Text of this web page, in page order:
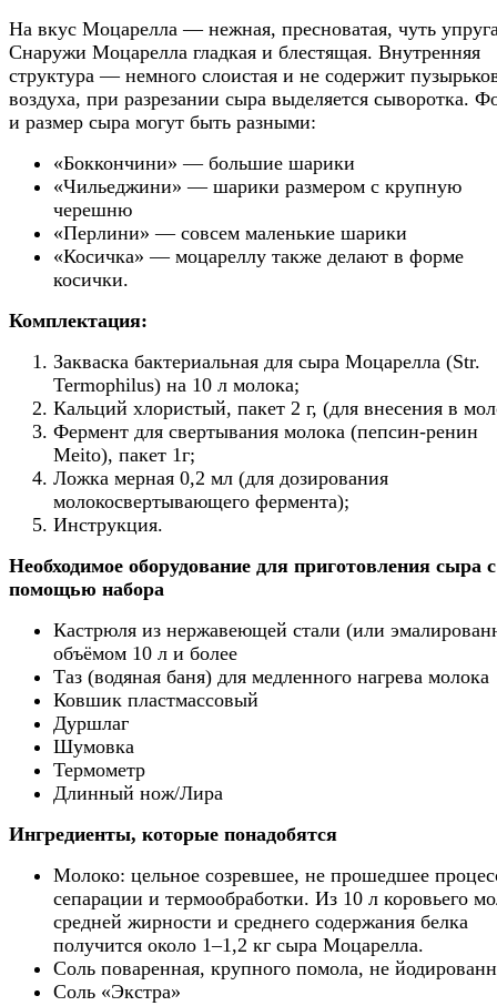
На вкус Моцарелла — нежная, пресноватая, чуть
Снаружи Моцарелла гладкая и блестящая. Внутренняя
структура — немного слоистая и не содержит
воздуха, при разрезании сыра выделяется сыворотка.
и размер сыра могут быть разными:
«Боккончини» — большие шарики
«Чильеджини» — шарики размером с крупную
черешню
«Перлини» — совсем маленькие шарики
«Косичка» — моцареллу также делают в форме
косички.
Комплектация:
Закваска бактериальная для сыра Моцарелла (Str.
Termophilus) на 10 л молока;
Кальций хлористый, пакет 2 г, (для внесения в
Фермент для свертывания молока (пепсин-ренин
Meito), пакет 1г;
Ложка мерная 0,2 мл (для дозирования
молокосвертывающего фермента);
Инструкция.
Необходимое оборудование для приготовления сыра с
помощью набора
Кастрюля из нержавеющей стали (или
объёмом 10 л и более
Таз (водяная баня) для медленного нагрева молока
Ковшик пластмассовый
Дуршлаг
Шумовка
Термометр
Длинный нож/Лира
Ингредиенты, которые понадобятся
Молоко: цельное созревшее, не прошедшее
сепарации и термообработки. Из 10 л коровьего
средней жирности и среднего содержания белка
получится около 1–1,2 кг сыра Моцарелла.
Соль поваренная, крупного помола, не
Соль «Экстра»